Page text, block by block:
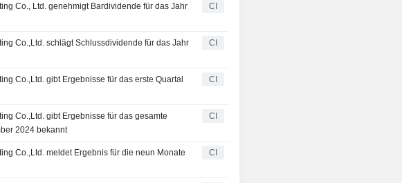
Co., Ltd. genehmigt Bardividende für das Jahr
CI
Co.,Ltd. schlägt Schlussdividende für das Jahr
CI
Co.,Ltd. gibt Ergebnisse für das erste Quartal
CI
Co.,Ltd. gibt Ergebnisse für das gesamte
2024 bekannt
CI
Co.,Ltd. meldet Ergebnis für die neun Monate
CI